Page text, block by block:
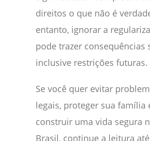
direitos o que não é
entanto, ignorar a
pode trazer consequências
inclusive restrições futuras.
Se você quer evitar
legais, proteger sua família
construir uma vida segura
Brasil, continue a leitura